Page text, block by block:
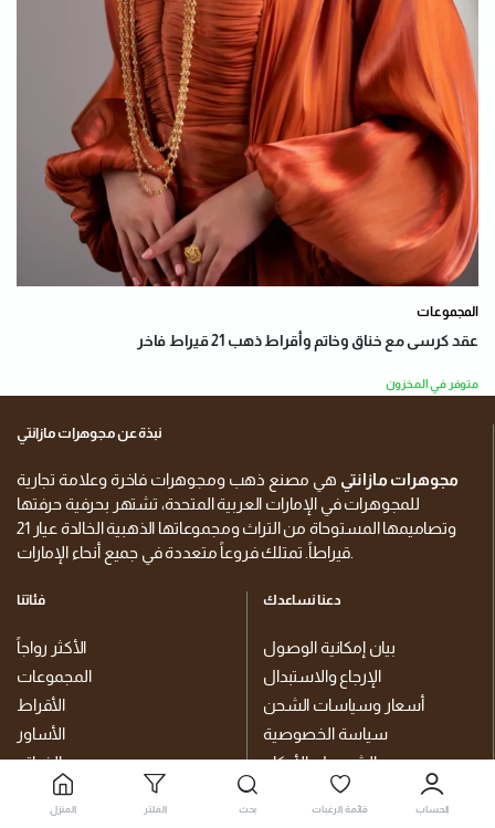
المجموعات
عقد كرسى مع خناق وخاتم وأقراط ذهب 21 قيراط فاخر
متوفر في المخزون
نبذة عن مجوهرات مازانتي
مجوهرات مازانتي هي مصنع ذهب ومجوهرات فاخرة وعلامة تجارية
للمجوهرات في الإمارات العربية المتحدة، تشتهر بحرفية حرفتها
وتصاميمها المستوحاة من التراث ومجموعاتها الذهبية الخالدة عيار 21
فئاتنا
الأكثر رواجاً
المجموعات
الأقراط
الأساور
الخواتم
خناقي
سلاسل الجسم والبطن
دعنا نساعدك
بيان إمكانية الوصول
الإرجاع والاستبدال
أسعار وسياسات الشحن
سياسة الخصوصية
الشروط والأحكام
قائمة الرغبات
المنزل الفلتر بحث قائمة الرغبات الحساب